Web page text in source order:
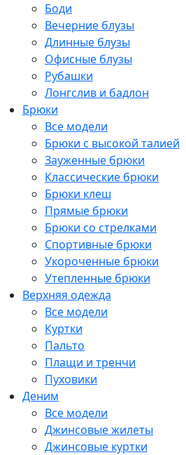
Боди
Вечерние блузы
Длинные блузы
Офисные блузы
Рубашки
Лонгслив и бадлон
Брюки
Все модели
Брюки с высокой талией
Зауженные брюки
Классические брюки
Брюки клеш
Прямые брюки
Брюки со стрелками
Спортивные брюки
Укороченные брюки
Утепленные брюки
Верхняя одежда
Все модели
Куртки
Пальто
Плащи и тренчи
Пуховики
Деним
Все модели
Джинсовые жилеты
Джинсовые куртки